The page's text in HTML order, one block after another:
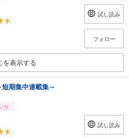
試し読み
フォロー
を表示する
期集中連載集～
ガ
試し読み